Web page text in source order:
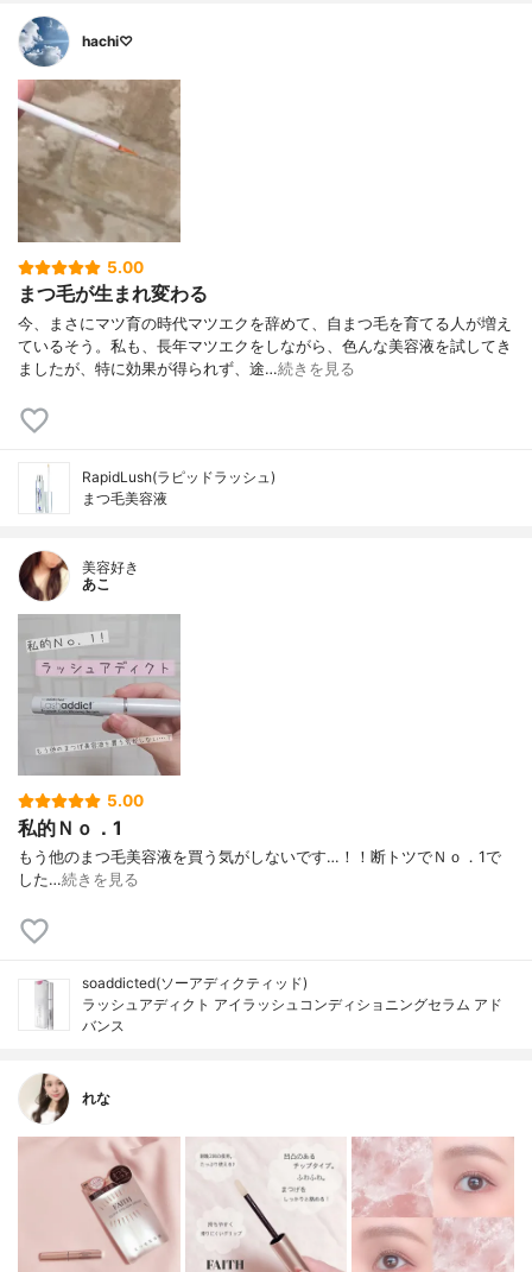
hachi♡
5.00
まつ毛が生まれ変わる
今、まさにマツ育の時代マツエクを辞めて、自まつ毛を育てる人が増え
ているそう。私も、長年マツエクをしながら、色んな美容液を試してき
ましたが、特に効果が得られず、途…続きを見る
RapidLush(ラピッドラッシュ)
まつ毛美容液
美容好き
あこ
5.00
私的Ｎｏ．1
もう他のまつ毛美容液を買う気がしないです…！！断トツでＮｏ．1で
した…続きを見る
soaddicted(ソーアディクティッド)
ラッシュアディクト アイラッシュコンディショニングセラム アド
バンス
れな